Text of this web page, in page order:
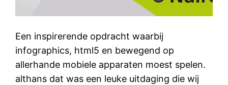
Een inspirerende opdracht waarbij
infographics, html5 en bewegend op
allerhande mobiele apparaten moest spelen.
althans dat was een leuke uitdaging die wij